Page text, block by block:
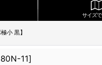
サイズ
小 黒】
11]